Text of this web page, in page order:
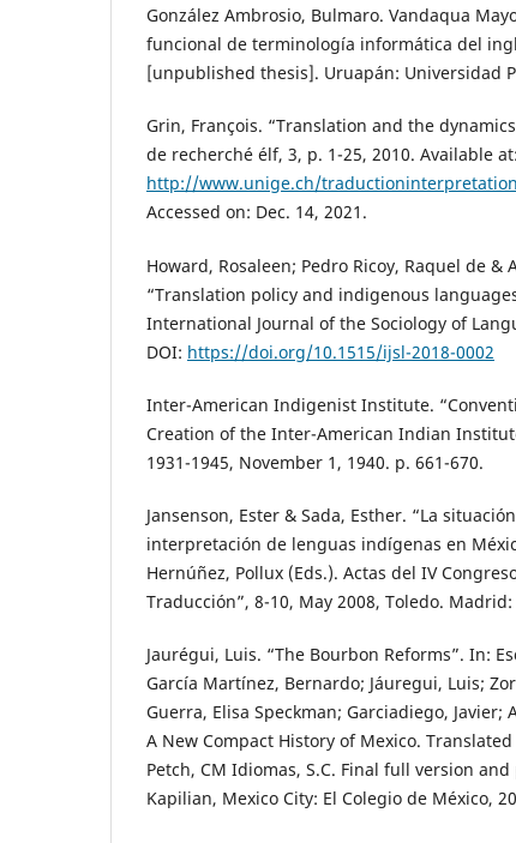
González Ambrosio, Bulmaro. Vandaqua
funcional de terminología informática del
[unpublished thesis]. Uruapán: Universidad
Grin, François. “Translation and the
de recherché élf, 3, p. 1-25, 2010. Available at:
http://www.unige.ch/
Accessed on: Dec. 14, 2021.
Howard, Rosaleen; Pedro Ricoy, Raquel de &
“Translation policy and indigenous
International Journal of the Sociology of
DOI: https://doi.org/10.1515/ijsl-2018-0002
Inter-American Indigenist Institute.
Creation of the Inter-American Indian
1931-1945, November 1, 1940. p. 661-670.
Jansenson, Ester & Sada, Esther. “La
interpretación de lenguas indígenas en
Hernúñez, Pollux (Eds.). Actas del IV
Traducción”, 8-10, May 2008, Toledo.
Jaurégui, Luis. “The Bourbon Reforms”. In:
García Martínez, Bernardo; Jáuregui, Luis;
Guerra, Elisa Speckman; Garciadiego, Javier;
A New Compact History of Mexico. Translated
Petch, CM Idiomas, S.C. Final full version
Kapilian, Mexico City: El Colegio de México,